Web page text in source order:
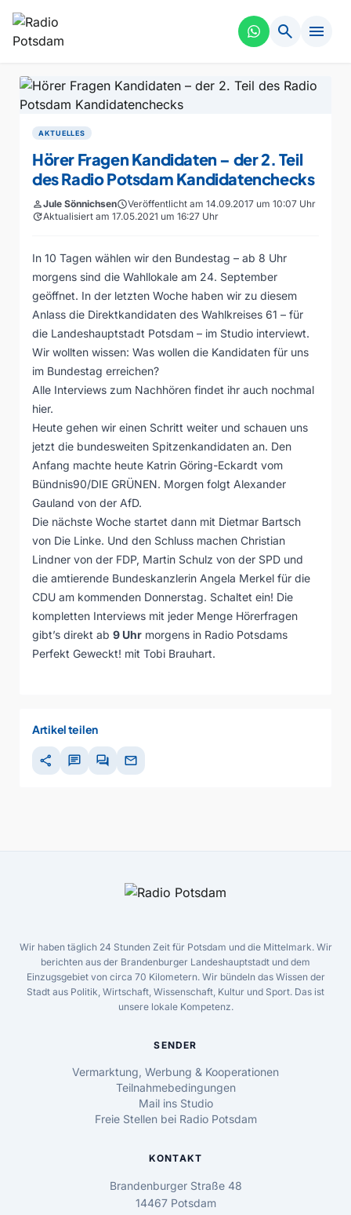
search menu
AKTUELLES
Hörer Fragen Kandidaten – der 2. Teil
des Radio Potsdam Kandidatenchecks
personJule SönnichsenscheduleVeröffentlicht am 14.09.2017 um 10:07 Uhr
updateAktualisiert am 17.05.2021 um 16:27 Uhr
In 10 Tagen wählen wir den Bundestag – ab 8 Uhr
morgens sind die Wahllokale am 24. September
geöffnet. In der letzten Woche haben wir zu diesem
Anlass die Direktkandidaten des Wahlkreises 61 – für
die Landeshauptstadt Potsdam – im Studio interviewt.
Wir wollten wissen: Was wollen die Kandidaten für uns
im Bundestag erreichen?
Alle Interviews zum Nachhören findet ihr auch nochmal
hier.
Heute gehen wir einen Schritt weiter und schauen uns
jetzt die bundesweiten Spitzenkandidaten an. Den
Anfang machte heute Katrin Göring-Eckardt vom
Bündnis90/DIE GRÜNEN. Morgen folgt Alexander
Gauland von der AfD.
Die nächste Woche startet dann mit Dietmar Bartsch
von Die Linke. Und den Schluss machen Christian
Lindner von der FDP, Martin Schulz von der SPD und
die amtierende Bundeskanzlerin Angela Merkel für die
CDU am kommenden Donnerstag. Schaltet ein! Die
kompletten Interviews mit jeder Menge Hörerfragen
gibt’s direkt ab 9 Uhr morgens in Radio Potsdams
Perfekt Geweckt! mit Tobi Brauhart.
Artikel teilen
share chat forum mail
Wir haben täglich 24 Stunden Zeit für Potsdam und die Mittelmark. Wir
berichten aus der Brandenburger Landeshauptstadt und dem
Einzugsgebiet von circa 70 Kilometern. Wir bündeln das Wissen der
Stadt aus Politik, Wirtschaft, Wissenschaft, Kultur und Sport. Das ist
unsere lokale Kompetenz.
SENDER
Vermarktung, Werbung & Kooperationen
Teilnahmebedingungen
Mail ins Studio
Freie Stellen bei Radio Potsdam
KONTAKT
Brandenburger Straße 48
14467 Potsdam